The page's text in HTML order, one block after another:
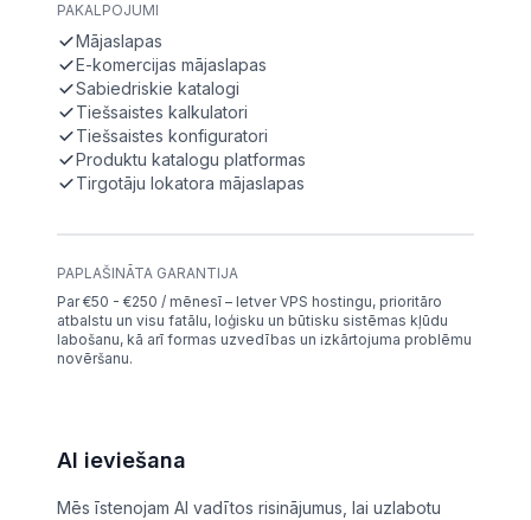
PAKALPOJUMI
Mājaslapas
E-komercijas mājaslapas
Sabiedriskie katalogi
Tiešsaistes kalkulatori
Tiešsaistes konfiguratori
Produktu katalogu platformas
Tirgotāju lokatora mājaslapas
PAPLAŠINĀTA GARANTIJA
Par €50 - €250 / mēnesī – Ietver VPS hostingu, prioritāro
atbalstu un visu fatālu, loģisku un būtisku sistēmas kļūdu
labošanu, kā arī formas uzvedības un izkārtojuma problēmu
novēršanu.
AI ieviešana
Mēs īstenojam AI vadītos risinājumus, lai uzlabotu